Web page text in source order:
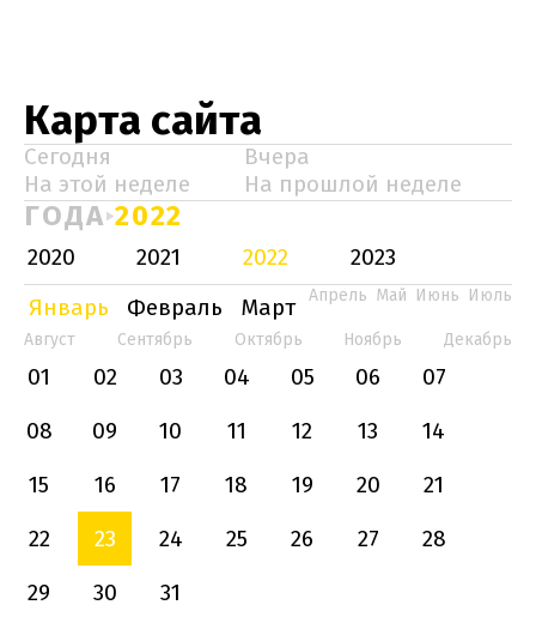
Карта сайта
Сегодня
Вчера
На этой неделе
На прошлой неделе
ГОДА 2022
2020 2021 2022
2023
Январь
Февраль Март Апрель Май Июнь Июль
Август Сентябрь Октябрь Ноябрь Декабрь
01 02 03 04 05 06
07
08
09 10 11 12 13
14
15
16 17 18 19 20
21
22
23 24 25 26 27
28
29
30 31